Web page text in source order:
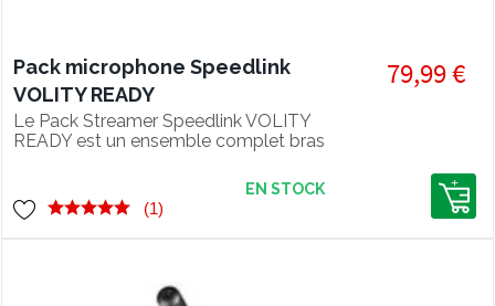
Pack microphone Speedlink
VOLITY READY
Le Pack Streamer Speedlink VOLITY
READY est un ensemble complet bras
79,99 €
(1)
EN STOCK